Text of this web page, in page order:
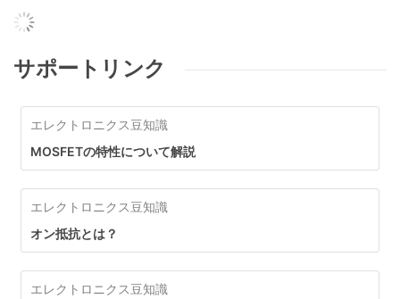
サポートリンク
エレクトロニクス豆知識
MOSFETの特性について解説
エレクトロニクス豆知識
オン抵抗とは？
エレクトロニクス豆知識